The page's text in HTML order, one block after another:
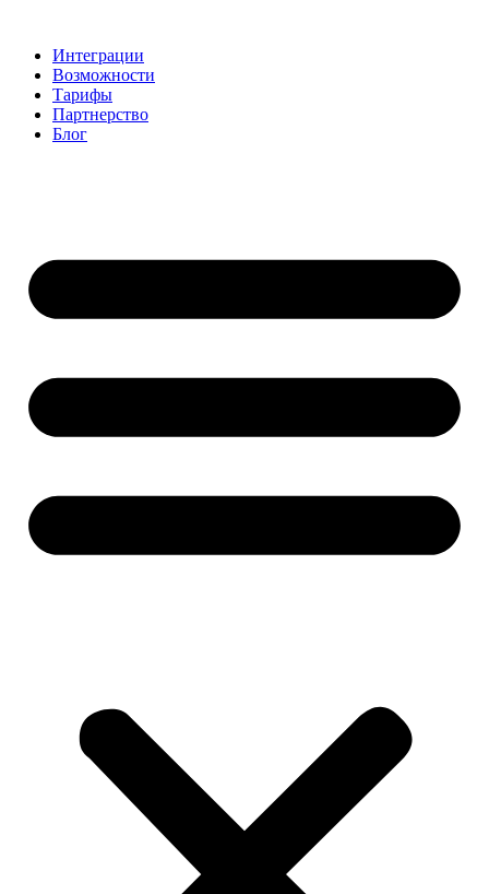
contentИнтеграции
Возможности
Тарифы
Партнерство
Блог